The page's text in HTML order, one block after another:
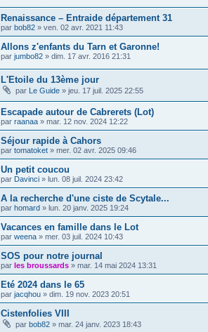
Renaissance – Entraide département 31
par bob82 » ven. 02 avr. 2021 11:43
Allons z'enfants du Tarn et Garonne!
par jumbo82 » dim. 17 avr. 2016 21:31
L'Etoile du 13ème jour
par Le Guide » jeu. 17 juil. 2025 22:55
Escapade autour de Cabrerets (Lot)
par raanaa » mar. 12 nov. 2024 12:22
Séjour rapide à Cahors
par tomatoket » mer. 02 avr. 2025 09:46
Un petit coucou
par Davinci » lun. 08 juil. 2024 23:42
A la recherche d'une ciste de Scytale...
par homard » lun. 20 janv. 2025 19:24
Vacances en famille dans le Lot
par weena » mer. 03 juil. 2024 10:43
SOS pour notre journal
par les broussards » mar. 14 mai 2024 13:31
Eté 2024 dans le 65
par jacqhou » dim. 19 nov. 2023 20:51
Cistenfolies VIII
par bob82 » mar. 24 janv. 2023 18:43